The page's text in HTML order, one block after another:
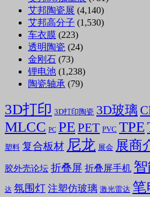
艾邦陶瓷展 (4,140)
艾邦高分子 (1,530)
车衣膜 (223)
透明陶瓷 (24)
金刚石 (73)
锂电池 (1,238)
陶瓷轴承 (79)
3D打印 3D打印陶瓷 3D玻璃
MLCC PC PE PET PVC TPE
塑料 复合板材 尼龙 展会 展商
胶外壳论坛 折叠屏 折叠屏手机
达 氛围灯 注塑仿玻璃 激光雷达 笔